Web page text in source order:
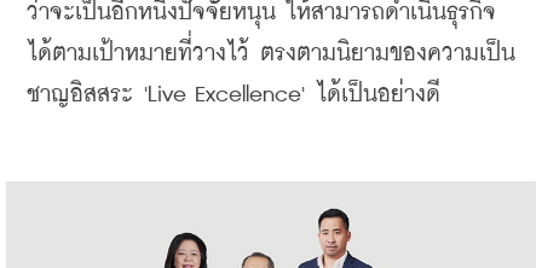
ว่าจะเป็นอีกหนึ่งปัจจัยหนุน ให้สามารถดำเนินธุรกิจ
ได้ตามเป้าหมายที่วางไว้ ตรงตามนิยามของความเป็น
ชาญอิสสระ 'Live Excellence' ได้เป็นอย่างดี